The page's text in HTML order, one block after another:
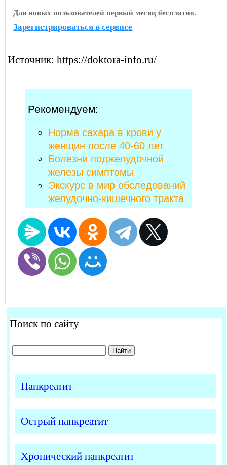
Для новых пользователей первый месяц бесплатно.
Зарегистрироваться в сервисе
Источник: https://doktora-info.ru/
Рекомендуем:
Норма сахара в крови у
женщин после 40-60 лет
Болезни поджелудочной
железы симптомы
Экскурс в мир обследований
желудочно-кишечного тракта
Поиск по сайту
Панкреатит
Острый панкреатит
Хронический панкреатит